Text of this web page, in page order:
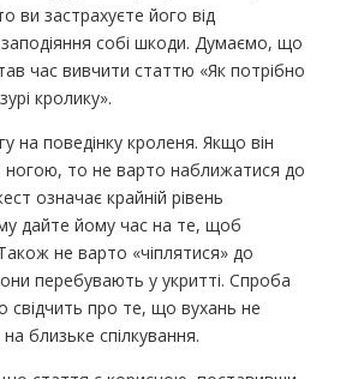
ви застрахуєте його від
собі шкоди. Думаємо, що
час вивчити статтю «Як потрібно
кролику».
на поведінку кроленя. Якщо він
ногою, то не варто наближатися до
означає крайній рівень
дайте йому час на те, щоб
не варто «чіплятися» до
перебувають у укритті. Спроба
свідчить про те, що вухань не
близьке спілкування.